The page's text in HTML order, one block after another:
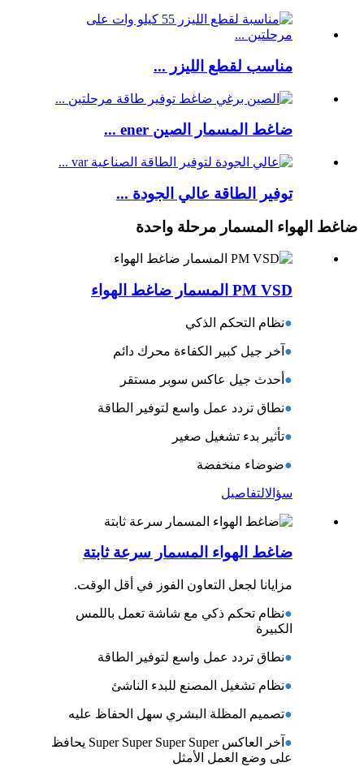
مناسب لقطع الليزر ...
ضاغط المسمار الصين ener ...
توفير الطاقة عالي الجودة ...
ضاغط الهواء المسمار مرحلة واحدة
PM VSD المسمار ضاغط الهواء
●نظام التحكم الذكي
● آخر جيل كبير الكفاءة محرك دائم
● أحدث جيل عاكس سوبر مستقر
●نطاق تردد عمل واسع لتوفير الطاقة
●تأثير بدء تشغيل صغير
●ضوضاء منخفضة
سؤالالتفاصيل
ضاغط الهواء المسمار سرعة ثابتة
مزايانا لجعل التعاون الفوز في أقل الوقت.
●نظام تحكم ذكي مع شاشة تعمل باللمس
الكبيرة
●نطاق تردد عمل واسع لتوفير الطاقة
●نظام تشغيل المصنع للبدء الناشئ
●تصميم المظلة البشري سهل الحفاظ عليه
●
آخر العاكس Super Super Super Super يحافظ
على وضع العمل الأمثل